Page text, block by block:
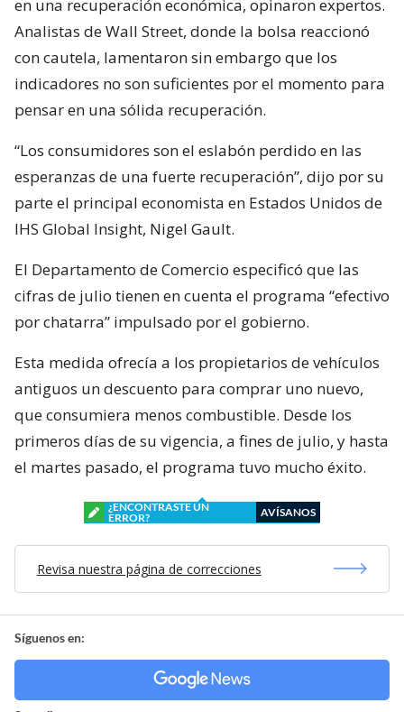
en una recuperación económica, opinaron expertos.
Analistas de Wall Street, donde la bolsa reaccionó
con cautela, lamentaron sin embargo que los
indicadores no son suficientes por el momento para
pensar en una sólida recuperación.
“Los consumidores son el eslabón perdido en las
esperanzas de una fuerte recuperación”, dijo por su
parte el principal economista en Estados Unidos de
IHS Global Insight, Nigel Gault.
El Departamento de Comercio especificó que las
cifras de julio tienen en cuenta el programa “efectivo
por chatarra” impulsado por el gobierno.
Esta medida ofrecía a los propietarios de vehículos
antiguos un descuento para comprar uno nuevo,
que consumiera menos combustible. Desde los
primeros días de su vigencia, a fines de julio, y hasta
el martes pasado, el programa tuvo mucho éxito.
¿ENCONTRASTE UN
ERROR?
AVÍSANOS
Revisa nuestra página de correcciones
Síguenos en: